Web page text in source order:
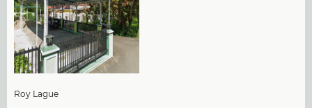
Roy Lague